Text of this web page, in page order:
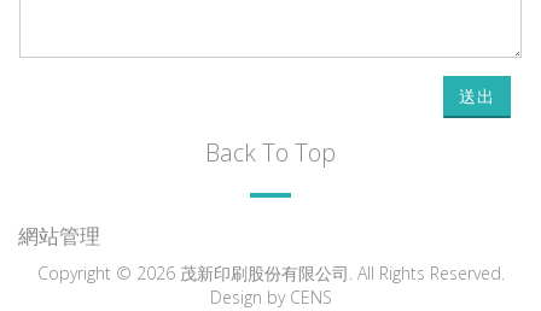
送出
Back To Top
網站管理
Copyright © 2026 茂新印刷股份有限公司. All Rights Reserved.
Design by CENS